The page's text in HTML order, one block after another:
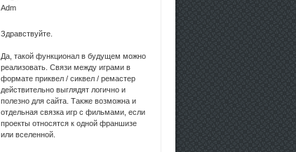
Adm
Здравствуйте.
Да, такой функционал в будущем можно
реализовать. Связи между играми в
формате приквел / сиквел / ремастер
действительно выглядят логично и
полезно для сайта. Также возможна и
отдельная связка игр с фильмами, если
проекты относятся к одной франшизе
или вселенной.